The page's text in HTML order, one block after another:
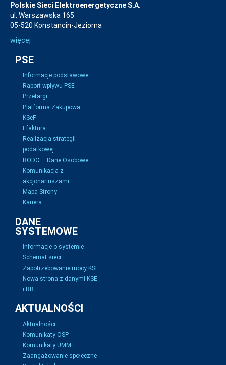
Polskie Sieci Elektroenergetyczne S.A.
ul. Warszawska 165
05-520 Konstancin-Jeziorna
więcej
PSE
Informacje podstawowe
Raport wpływu PSE
Przetargi
Platforma Zakupowa
KSeF
Efaktura
Realizacja strategii
podatkowej
RODO – Dane Osobowe
Komunikacja z
akcjonariuszami
Mapa Strony
Kariera
DANE
SYSTEMOWE
Informacje o systemie
Schemat sieci
Zapotrzebowanie mocy KSE
Nowa strona z danymi KSE
i RB
AKTUALNOŚCI
Aktualności
Komunikaty OSP
Komunikaty UMM
Zaangażowanie społeczne